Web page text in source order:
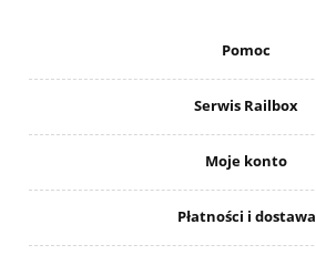
Pomoc
Serwis Railbox
Moje konto
Płatności i dostawa